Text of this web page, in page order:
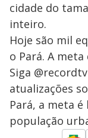
cidade do
inteiro.
Hoje são mil
o Pará. A meta
Siga
atualizações
Pará, a meta
população